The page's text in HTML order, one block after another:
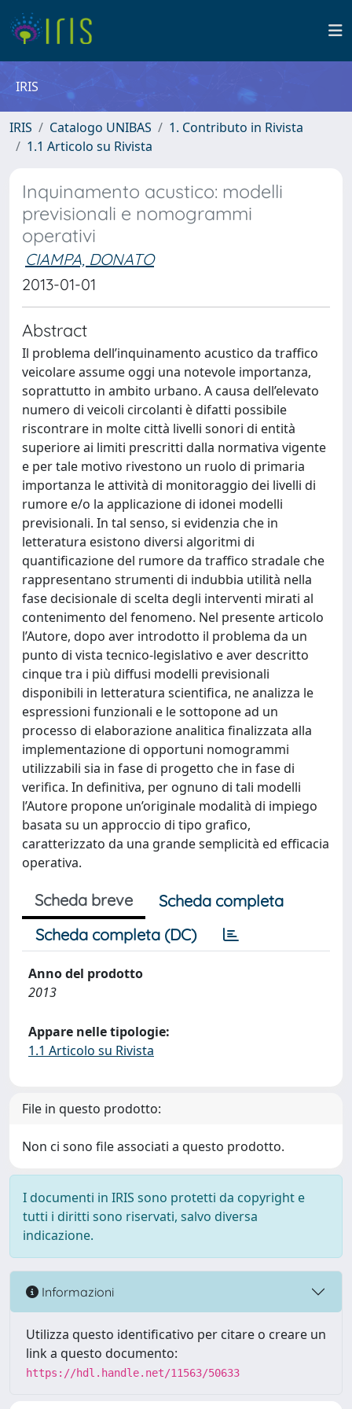
IRIS
IRIS Catalogo UNIBAS
1. Contributo in Rivista
1.1 Articolo su Rivista
Inquinamento acustico: modelli
previsionali e nomogrammi
operativi
CIAMPA, DONATO
2013-01-01
Abstract
Il problema dell’inquinamento acustico da traffico
veicolare assume oggi una notevole importanza,
soprattutto in ambito urbano. A causa dell’elevato
numero di veicoli circolanti è difatti possibile
riscontrare in molte città livelli sonori di entità
superiore ai limiti prescritti dalla normativa vigente
e per tale motivo rivestono un ruolo di primaria
importanza le attività di monitoraggio dei livelli di
rumore e/o la applicazione di idonei modelli
previsionali. In tal senso, si evidenzia che in
letteratura esistono diversi algoritmi di
quantificazione del rumore da traffico stradale che
rappresentano strumenti di indubbia utilità nella
fase decisionale di scelta degli interventi mirati al
contenimento del fenomeno. Nel presente articolo
l’Autore, dopo aver introdotto il problema da un
punto di vista tecnico-legislativo e aver descritto
cinque tra i più diffusi modelli previsionali
disponibili in letteratura scientifica, ne analizza le
espressioni funzionali e le sottopone ad un
processo di elaborazione analitica finalizzata alla
implementazione di opportuni nomogrammi
utilizzabili sia in fase di progetto che in fase di
verifica. In definitiva, per ognuno di tali modelli
l’Autore propone un’originale modalità di impiego
basata su un approccio di tipo grafico,
caratterizzato da una grande semplicità ed efficacia
operativa.
Scheda breve
Scheda completa
Scheda completa (DC)
Anno del prodotto
2013
Appare nelle tipologie:
1.1 Articolo su Rivista
File in questo prodotto:
Non ci sono file associati a questo prodotto.
I documenti in IRIS sono protetti da copyright e
tutti i diritti sono riservati, salvo diversa
indicazione.
Informazioni
Utilizza questo identificativo per citare o creare un
link a questo documento:
https://hdl.handle.net/11563/50633